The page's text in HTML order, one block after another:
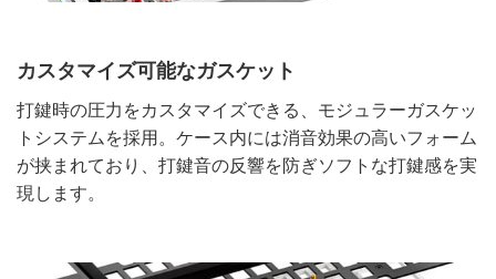
カスタマイズ可能なガスケット
打鍵時の圧力をカスタマイズできる、モジュラーガスケッ
トシステムを採用。ケース内には消音効果の高いフォーム
が挟まれており、打鍵音の反響を防ぎソフトな打鍵感を実
現します。